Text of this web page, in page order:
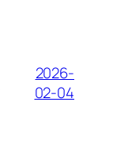
2026-
02-04